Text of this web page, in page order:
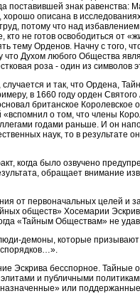
поставившей знак равенства:
описана в
потому что над
кто не готов освободиться от
тему Орденов. Начну с того,
Духом любого Общества
роза - один из символов
и так, что Ордена,
в 1660 году орден
британское
о том, что члены
годами раньше. И он
наук, то в результате
когда было озвучено
обращает внимание
от первоначальных целей и
обществ» Хосемарии
«Тайным Обществам» не
демоны, которые
Эскрива бесспорное.
и публичными
или